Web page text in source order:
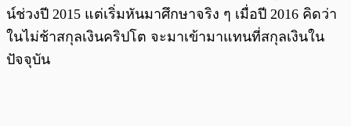
น์ช่วงปี 2015 แต่เริ่มหันมาศึกษาจริง ๆ เมื่อปี 2016 คิดว่า
ในไม่ช้าสกุลเงินคริปโต จะมาเข้ามาแทนที่สกุลเงินใน
ปัจจุบัน